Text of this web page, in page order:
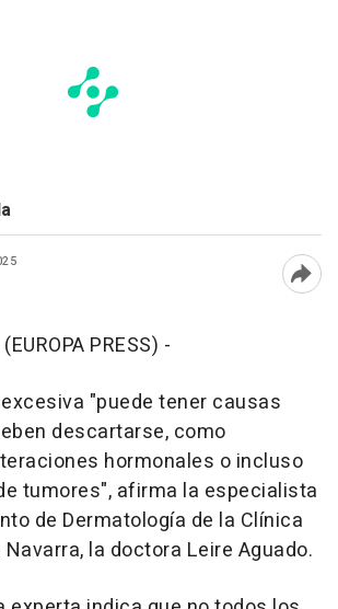
PRESS) -
"puede tener causas
descartarse, como
hormonales o incluso
tumores", afirma la especialista
de Dermatología de la Clínica
la doctora Leire Aguado.